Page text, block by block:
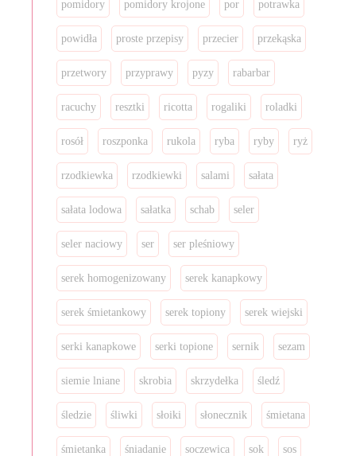
pomidory pomidory krojone por potrawka
powidła proste przepisy przecier przekąska
przetwory przyprawy pyzy rabarbar
racuchy resztki ricotta rogaliki roladki
rosół roszponka rukola ryba ryby ryż
rzodkiewka rzodkiewki salami sałata
sałata lodowa sałatka schab seler
seler naciowy ser ser pleśniowy
serek homogenizowany serek kanapkowy
serek śmietankowy serek topiony serek wiejski
serki kanapkowe serki topione sernik sezam
siemie lniane skrobia skrzydełka śledź
śledzie śliwki słoiki słonecznik śmietana
śmietanka śniadanie soczewica sok sos